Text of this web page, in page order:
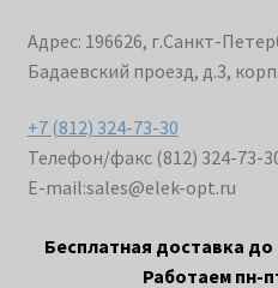
Адрес: 196626, г.Санкт-
Бадаевский проезд, д.3,
+7 (812) 324-73-30
Телефон/факс (812) 324-73-
E-mail:sales@elek-opt.ru
Бесплатная доставка
Работаем пн-